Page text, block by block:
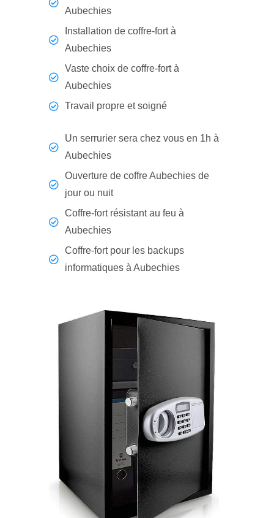
Aubechies
Installation de coffre-fort à
Aubechies
Vaste choix de coffre-fort à
Aubechies
Travail propre et soigné
Un serrurier sera chez vous en 1h à
Aubechies
Ouverture de coffre Aubechies de
jour ou nuit
Coffre-fort résistant au feu à
Aubechies
Coffre-fort pour les backups
informatiques à Aubechies